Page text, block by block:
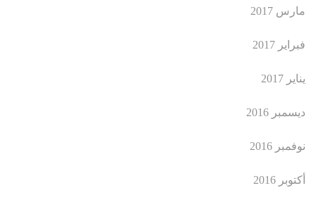
مارس 2017
فبراير 2017
يناير 2017
ديسمبر 2016
نوفمبر 2016
أكتوبر 2016